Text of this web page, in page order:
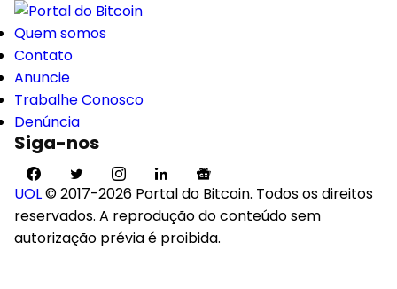
Quem somos
Contato
Anuncie
Trabalhe Conosco
Denúncia
Siga-nos
UOL© 2017-2026 Portal do Bitcoin. Todos os direitos
reservados. A reprodução do conteúdo sem
autorização prévia é proibida.